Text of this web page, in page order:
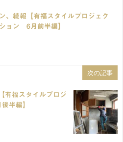
、続報【有福スタイルプロジェク
ョン 6月前半編】
次の記事
有福スタイルプロジ
半編】